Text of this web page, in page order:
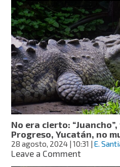
estaba
bañando!
Cocodrilo
ataca
a
indigente
en
la
Laguna
de
las
Ilusiones,
en
Tabasco
No era cierto:
Progreso, Yucatán, no
28 agosto, 2024 | 10:31 |E.
Leave a Commenton